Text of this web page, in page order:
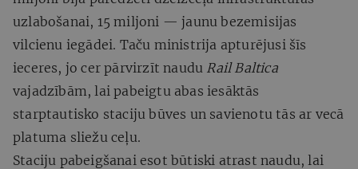
uzlabošanai, 15 miljoni — jaunu bezemisijas
vilcienu iegādei. Taču ministrija apturējusi šīs
ieceres, jo cer pārvirzīt naudu Rail Baltica
vajadzībām, lai pabeigtu abas iesāktās
starptautisko staciju būves un savienotu tās ar vecā
platuma sliežu ceļu.
Staciju pabeigšanai esot būtiski atrast naudu, lai